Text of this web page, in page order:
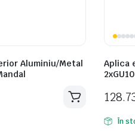
Aluminiu/Metal
Aplica
În